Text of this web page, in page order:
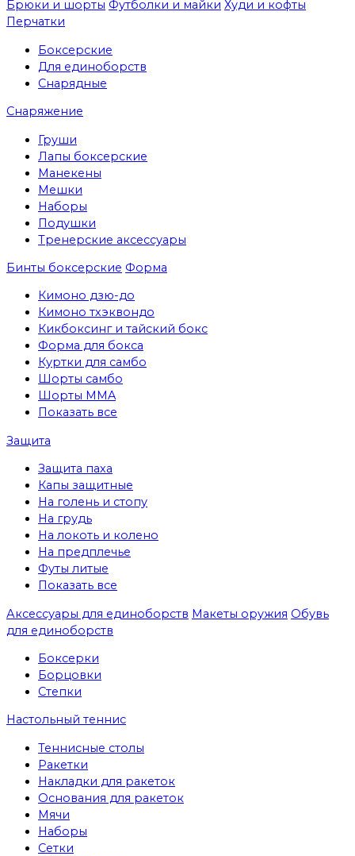
Брюки и шорты Футболки и майки Худи и кофты
Перчатки
Боксерские
Для единоборств
Снарядные
Снаряжение
Груши
Лапы боксерские
Манекены
Мешки
Наборы
Подушки
Тренерские аксессуары
Бинты боксерские Форма
Кимоно дзю-до
Кимоно тхэквондо
Кикбоксинг и тайский бокс
Форма для бокса
Куртки для самбо
Шорты самбо
Шорты MMA
Показать все
Защита
Защита паха
Капы защитные
На голень и стопу
На грудь
На локоть и колено
На предплечье
Футы литые
Показать все
Аксессуары для единоборств Макеты оружия Обувь
для единоборств
Боксерки
Борцовки
Степки
Настольный теннис
Теннисные столы
Ракетки
Накладки для ракеток
Основания для ракеток
Мячи
Наборы
Сетки